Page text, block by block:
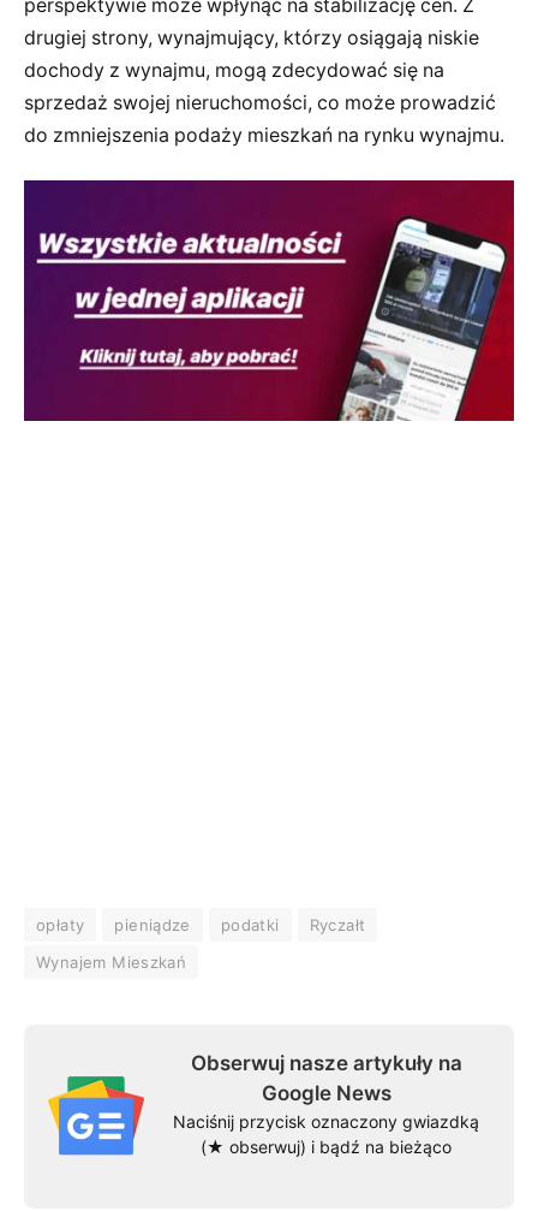
perspektywie może wpłynąć na stabilizację cen. Z
drugiej strony, wynajmujący, którzy osiągają niskie
dochody z wynajmu, mogą zdecydować się na
sprzedaż swojej nieruchomości, co może prowadzić
do zmniejszenia podaży mieszkań na rynku wynajmu.
opłaty pieniądze podatki
Ryczałt
Wynajem Mieszkań
Obserwuj nasze artykuły na
Google News
Naciśnij przycisk oznaczony gwiazdką
(★ obserwuj) i bądź na bieżąco